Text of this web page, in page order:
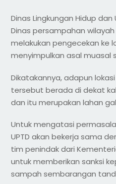
Dinas Lingkungan Hidup dan
Dinas persampahan
melakukan pengecekan ke
menyimpulkan asal muasal
Dikatakannya, adapun
tersebut berada di dekat
dan itu merupakan lahan
Untuk mengatasi
UPTD akan bekerja sama
tim penindak dari
untuk memberikan sanksi
sampah sembarangan